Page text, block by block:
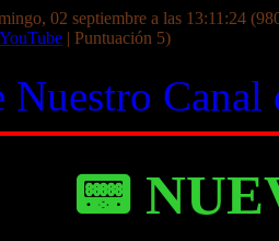
02 septiembre a las 13:11:24
| Puntuación 5)
📟